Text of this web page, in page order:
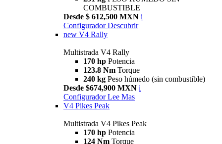
COMBUSTIBLE
Desde $ 612,500 MXN i
Configurador Descubrir
new V4 Rally
Multistrada V4 Rally
170 hp Potencia
123.8 Nm Torque
240 kg Peso húmedo (sin combustible)
Desde $674,900 MXN i
Configurador Lee Mas
V4 Pikes Peak
Multistrada V4 Pikes Peak
170 hp Potencia
124 Nm Torque